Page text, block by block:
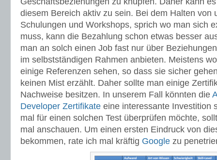
diesem Bereich aktiv zu sein. Bei dem Halten von
Schulungen und Workshops, sprich wo man sich
muss, kann die Bezahlung schon etwas besser
man an solch einen Job fast nur über
im selbstständigen Rahmen anbieten. Meistens
einige Referenzen sehen, so dass sie sicher
keinen Mist erzählt. Daher sollte man einige
Nachweise besitzen. In unserem Fall könnten die
Developer Zertifikate eine interessante Investition
mal für einen solchen Test überprüfen möchte,
mal anschauen. Um einen ersten Eindruck von
bekommen, rate ich mal kräftig Google zu